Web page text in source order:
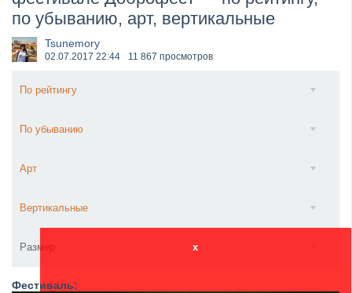
​Wacken Open Air 2027 объявил новую волну участ...
по убыванию, арт, вертикальные
Tsunemory
02.07.2017 22:44 11 867 просмотров
По рейтингу
По убыванию
Арт
Вертикальные
Размер x
Фестиваль: